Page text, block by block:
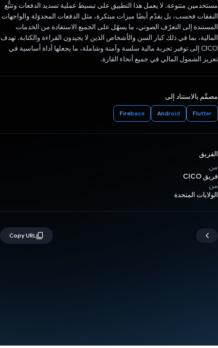
مستخدمين متنوعة. لا يعمل هذا التطبيق على تبسيط عملية تسديد الدفعات وتتبُّع
النفقات فحسب، بل يقدّم أيضًا ميزات مبتكرة، مثل الدفعات المجدوَلة والواجهات
المستندة إلى التعرّف الصوتي، ما يسهّل على الجميع الاستفادة من الخدمات
المالية، بما في ذلك كبار السن والأشخاص الذين لا يجيدون القراءة والكتابة. تهدف
CICO إلى توفير تجربة مالية سلسة وآمنة وشاملة، ما يجعلها أداة أساسية في
تعزيز الشمول المالي في جميع أنحاء القارة.
مصمَّم بالاستناد إلى
Flutter
Android
Firebase
الفريق
من
فريق CICO
من
الولايات المتحدة